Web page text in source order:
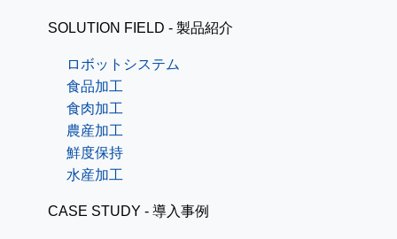
SOLUTION FIELD - 製品紹介
ロボットシステム
食品加工
食肉加工
農産加工
鮮度保持
水産加工
CASE STUDY - 導入事例